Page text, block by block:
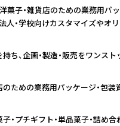
菓子・雑貨店のための業務用パ
人・学校向けカスタマイズやオ
ち、企画・製造・販売をワンスト
ための業務用パッケージ・包装
・プチギフト・単品菓子・詰